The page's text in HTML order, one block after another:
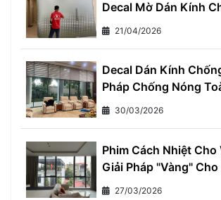
Decal Mờ Dán Kính
Văn Phòng
21/04/2026
Decal Dán Kính
Pháp Chống Nóng
Mọi Nhà
30/03/2026
Phim Cách Nhiệt Cho
Giải Pháp "Vàng"
Làm Việc Thoải Mái và
27/03/2026